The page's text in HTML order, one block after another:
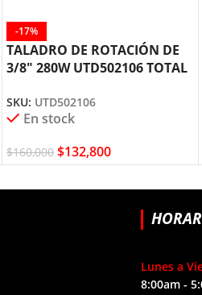
-17%
TALADRO DE ROTACIÓN DE
3/8″ 280W UTD502106 TOTAL
SKU: UTD502106
En stock
$160,000 $132,800
Lunes a
8:00am -